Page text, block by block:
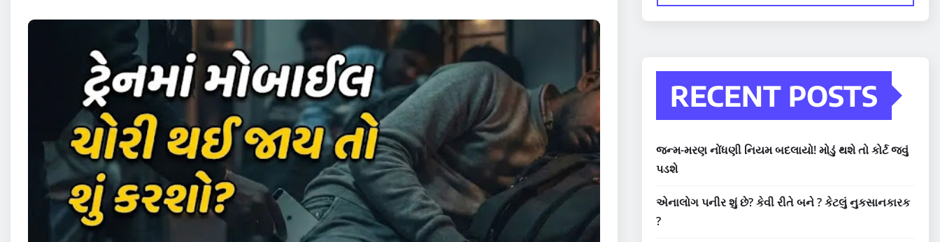
RECENT POSTS
જન્મ-મરણ નોંધણી નિયમ બદલાયો! મોડું થશે તો કોર્ટ જવું
પડશે
એનાલોગ પનીર શું છે? કેવી રીતે બને ? કેટલું નુકસાનકારક
?